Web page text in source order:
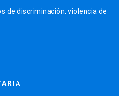
de discriminación, violencia de